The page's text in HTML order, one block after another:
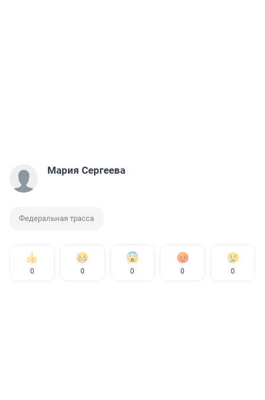
Мария Сергеева
Федеральная трасса
0 0 0 0 0